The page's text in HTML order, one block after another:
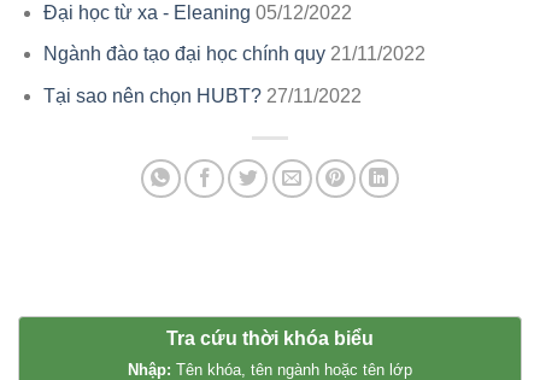
Đại học từ xa - Eleaning 05/12/2022
Ngành đào tạo đại học chính quy21/11/2022
Tại sao nên chọn HUBT?27/11/2022
Tra cứu thời khóa biểu
Nhập: Tên khóa, tên ngành hoặc tên lớp